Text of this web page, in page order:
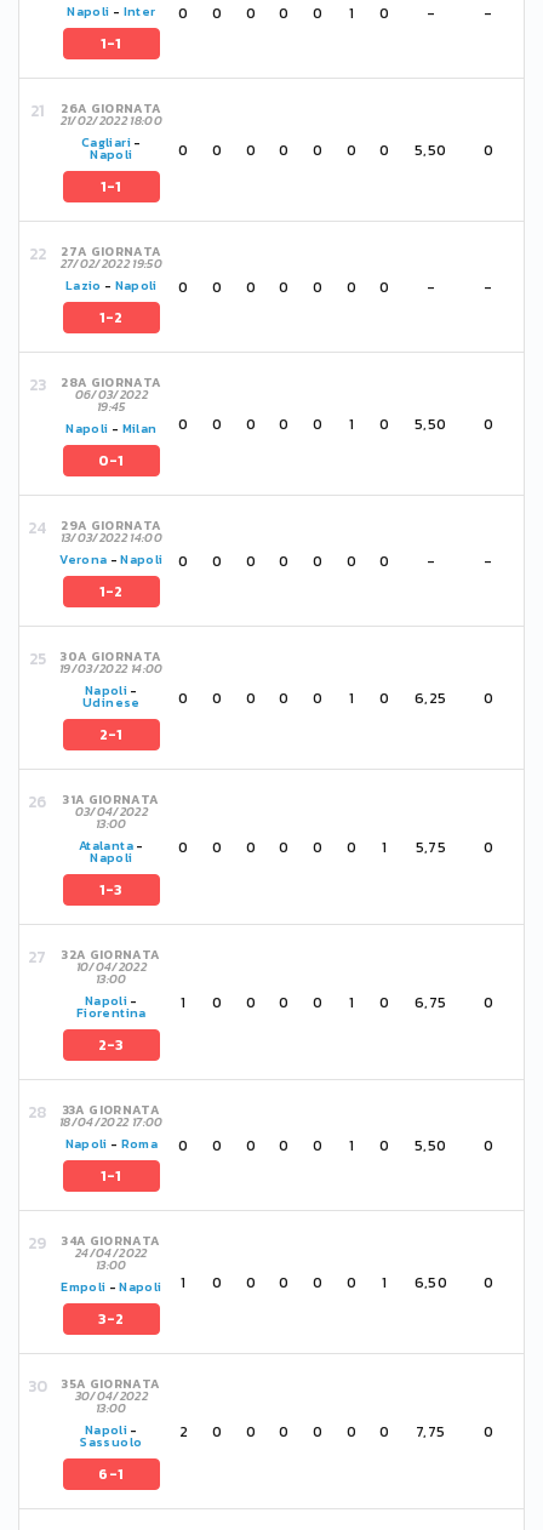
Napoli - Inter
1-1
0 0 0 0 0 1 0 - -
26A GIORNATA
21/02/2022 18:00
Cagliari-
Napoli
1-1
0 0 0 0 0 0 0 5,50 0
27A GIORNATA
27/02/2022 19:50
Lazio - Napoli
1-2
0 0 0 0 0 0 0 - -
28A GIORNATA
06/03/2022
19:45
Napoli - Milan
0-1
0 0 0 0 0 1 0 5,50 0
29A GIORNATA
13/03/2022 14:00
Verona -Napoli
1-2
0 0 0 0 0 0 0 - -
30A GIORNATA
19/03/2022 14:00
Napoli -
Udinese
2-1
0 0 0 0 0 1 0 6,25 0
31A GIORNATA
03/04/2022
13:00
Atalanta-
Napoli
1-3
0 0 0 0 0 0 1 5,75 0
32A GIORNATA
10/04/2022
13:00
Napoli -
Fiorentina
2-3
1 0 0 0 0 1 0 6,75 0
33A GIORNATA
18/04/2022 17:00
Napoli - Roma
1-1
0 0 0 0 0 1 0 5,50 0
34A GIORNATA
24/04/2022
13:00
Empoli -Napoli
3-2
1 0 0 0 0 0 1 6,50 0
35A GIORNATA
30/04/2022
13:00
Napoli -
Sassuolo
6-1
2 0 0 0 0 0 0 7,75 0